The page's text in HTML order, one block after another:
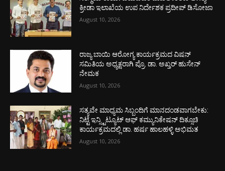
ಕ್ರೀಡಾ ಇಲಾಖೆಯ ಉಪ ನಿರ್ದೇಶಕ ಪ್ರದೀಪ್ ಡಿಸೋಜಾ
August 10, 2026
ರಾಜ್ಯ ಬಾಯಿ ಆರೋಗ್ಯ ಕಾರ್ಯಕ್ರಮದ ವಿಷನ್
ಸಮಿತಿಯ ಅಧ್ಯಕ್ಷರಾಗಿ ಪ್ರೊ. ಡಾ. ಅಖ್ತರ್ ಹುಸೇನ್
ನೇಮಕ
August 10, 2026
ಸತ್ಯವೇ ಮಾಧ್ಯಮ ಸಿಬ್ಬಂದಿಗೆ ಮಾನದಂಡವಾಗಬೇಕು:
ನಿಟ್ಟೆ ಇನ್ಸ್ಟಿಟ್ಯೂಟ್ ಆಫ್ ಕಮ್ಯುನಿಕೇಷನ್ ದಿಕ್ಸೂಚಿ
ಕಾರ್ಯಕ್ರಮದಲ್ಲಿ ಡಾ. ಹರ್ಷ ಹಾಲಹಳ್ಳಿ ಅಭಿಮತ
August 10, 2026